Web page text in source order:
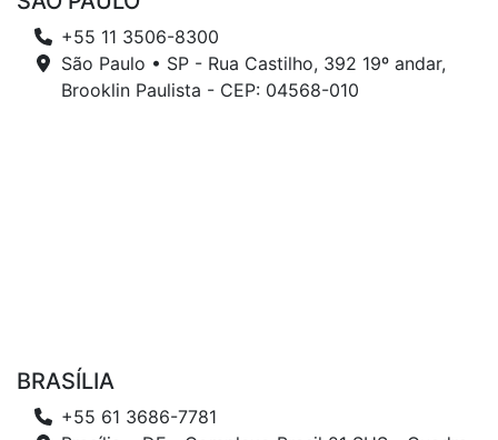
+55 11 3506-8300
São Paulo • SP - Rua Castilho, 392 19º andar,
Brooklin Paulista - CEP: 04568-010
BRASÍLIA
+55 61 3686-7781